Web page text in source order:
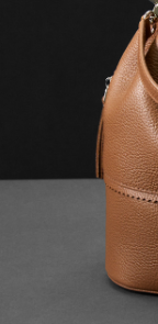
Популярное
Женские сумки